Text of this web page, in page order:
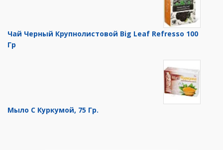
Чай Черный Крупнолистовой Big Leaf Refresso 100
Гр
Мыло С Куркумой, 75 Гр.